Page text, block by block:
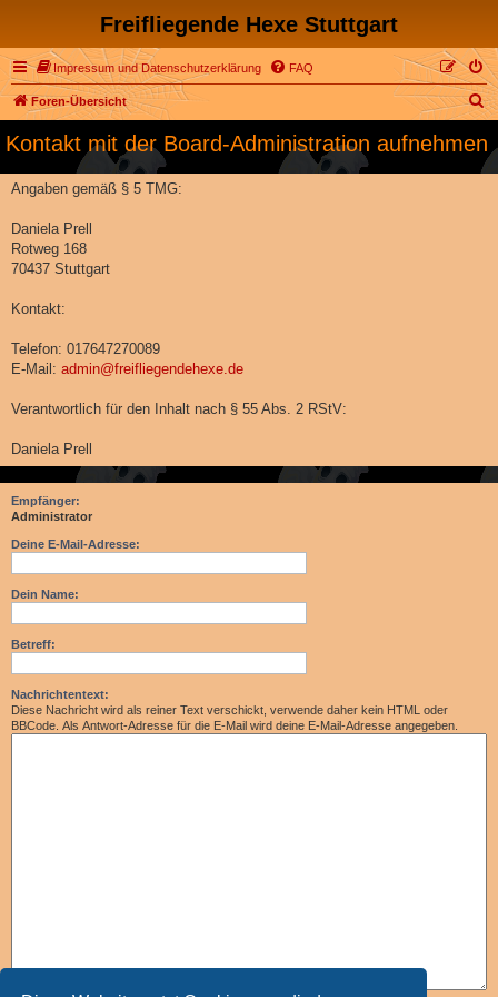
Freifliegende Hexe Stuttgart
Impressum und Datenschutzerklärung FAQ
Foren-Übersicht
S
c
Kontakt mit der Board-Administration aufnehmen
Angaben gemäß § 5 TMG:
Daniela Prell
Rotweg 168
70437 Stuttgart
Kontakt:
Telefon: 017647270089
E-Mail: admin@freifliegendehexe.de
Verantwortlich für den Inhalt nach § 55 Abs. 2 RStV:
Daniela Prell
Empfänger:
Administrator
Deine E-Mail-Adresse:
Dein Name:
Betreff:
Nachrichtentext:
Diese Nachricht wird als reiner Text verschickt, verwende daher kein HTML oder
BBCode. Als Antwort-Adresse für die E-Mail wird deine E-Mail-Adresse angegeben.